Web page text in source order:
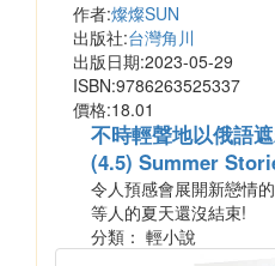
作者:燦燦SUN
出版社:台灣角川
出版日期:2023-05-29
ISBN:9786263525337
價格:18.01
不時輕聲地以俄語
(4.5) Summer
令人預感會展開新戀情
等人的夏天還沒結束!
分類： 輕小說